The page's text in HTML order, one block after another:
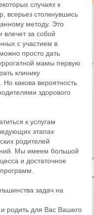
случаях к
всерьез столкнувшись
методу. Это
влечет за собой
с участием в
просто дать
мамы первую
клинику
Но какова вероятность
здорового
к услугам
этапах
родителей
Мы имеем большой
и достаточное
задач на
родить для Вас Вашего